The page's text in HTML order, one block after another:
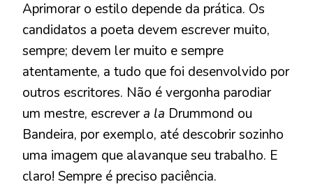
Aprimorar o estilo depende da prática. Os
candidatos a poeta devem escrever muito,
sempre; devem ler muito e sempre
atentamente, a tudo que foi desenvolvido por
outros escritores. Não é vergonha parodiar
um mestre, escrevera la Drummond ou
Bandeira, por exemplo, até descobrir sozinho
uma imagem que alavanque seu trabalho. E
claro! Sempre é preciso paciência.